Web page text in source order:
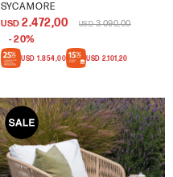
SYCAMORE
USD 2.472,00 USD 3.090,00
20
USD 1.854,00 USD 2.101,20